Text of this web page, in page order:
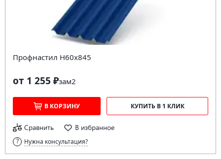
Профнастил Н60х845
от 1 255 ₽зам2
В КОРЗИНУ КУПИТЬ В 1 КЛИК
Сравнить В избранное
Нужна консультация?